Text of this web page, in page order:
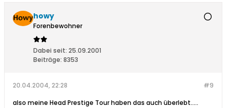
howy
Forenbewohner
Dabei seit: 25.09.2001
Beiträge: 8353
#9
20.04.2004, 22:28
also meine Head Prestige Tour haben das auch überlebt.....